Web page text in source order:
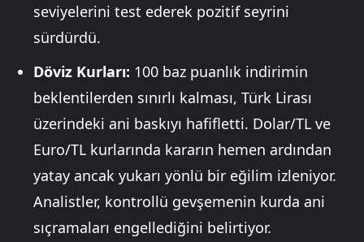
seviyelerini test ederek pozitif seyrini
sürdürdü.
Döviz Kurları: 100 baz puanlık indirimin
beklentilerden sınırlı kalması, Türk Lirası
üzerindeki ani baskıyı hafifletti. Dolar/TL ve
Euro/TL kurlarında kararın hemen ardından
yatay ancak yukarı yönlü bir eğilim izleniyor.
Analistler, kontrollü gevşemenin kurda ani
sıçramaları engellediğini belirtiyor.